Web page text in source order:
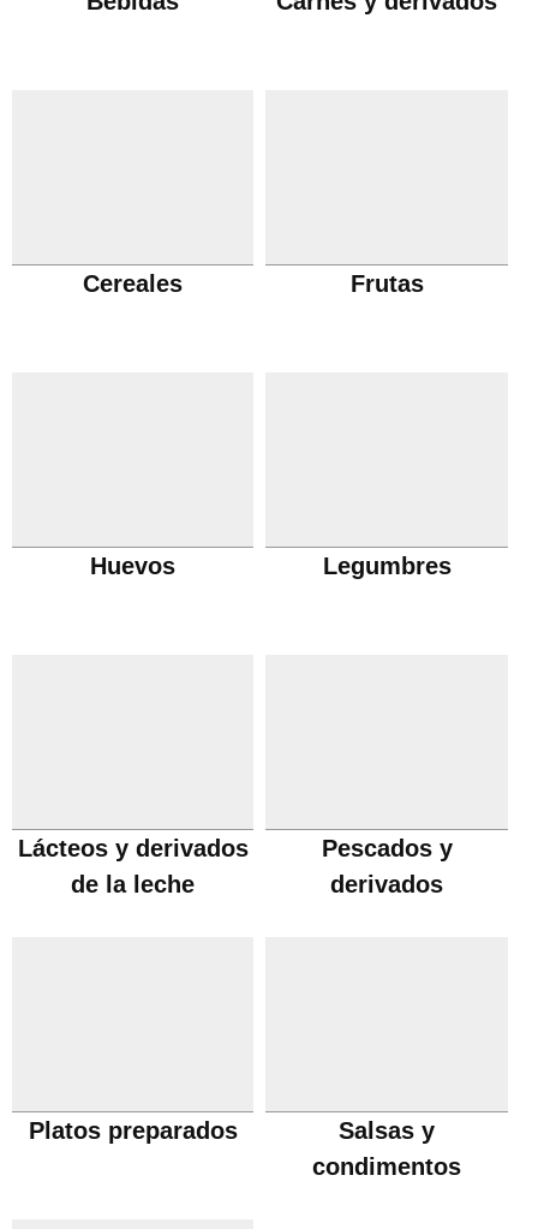
Cereales Frutas
Huevos Legumbres
Lácteos y derivados
de la leche
Pescados y
derivados
Platos preparados
Salsas y
condimentos